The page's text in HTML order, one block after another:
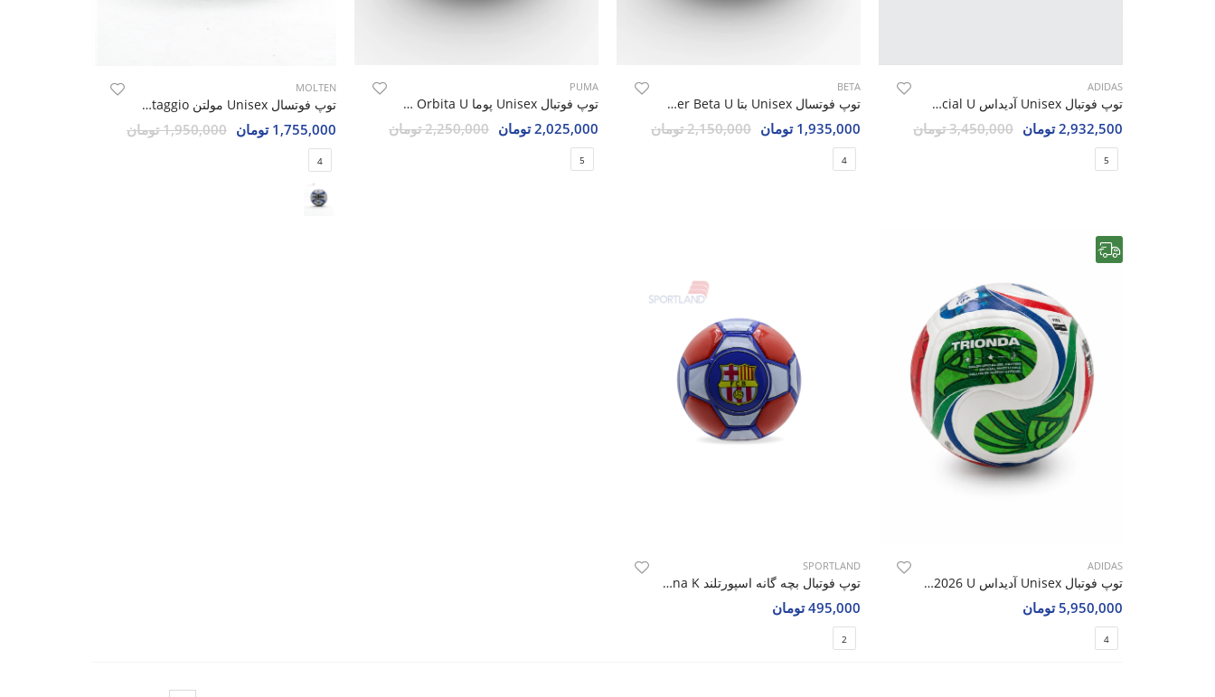
ADIDAS
توپ فوتبال Unisex آدیداس Adidas Dortmund Official U
2,932,500 تومان 3,450,000 تومان
5
BETA
توپ فوتسال Unisex بتا Beta Power Beta U
1,935,000 تومان 2,150,000 تومان
4
PUMA
توپ فوتبال Unisex پوما Puma Orbita U
2,025,000 تومان 2,250,000 تومان
5
MOLTEN
توپ فوتسال Unisex مولتن Molten Vantaggio
1,755,000 تومان 1,950,000 تومان
4
ADIDAS
توپ فوتبال Unisex آدیداس Adidas FIFA World Cup 2026 U
5,950,000 تومان
4
SPORTLAND
توپ فوتبال بچه گانه اسپورتلند Mini FC Barcelona K
495,000 تومان
2